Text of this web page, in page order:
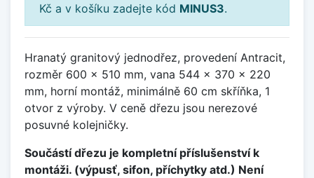
Kč a v košíku zadejte kód MINUS3.
Hranatý granitový jednodřez, provedení Antracit,
rozměr 600 x 510 mm, vana 544 x 370 x 220
mm, horní montáž, minimálně 60 cm skříňka, 1
otvor z výroby. V ceně dřezu jsou nerezové
posuvné kolejničky.
Součástí dřezu je kompletní příslušenství k
montáži. (výpusť, sifon, příchytky atd.) Není